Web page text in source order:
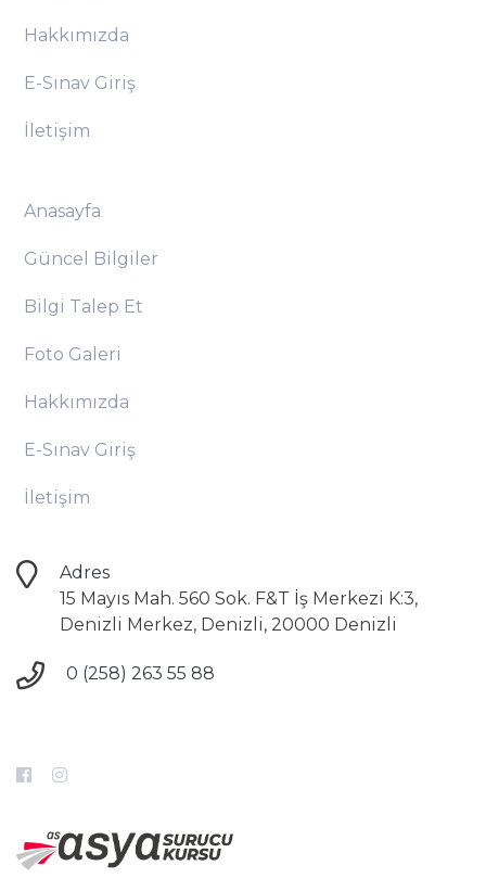
Hakkımızda
E-Sınav Giriş
İletişim
Anasayfa
Güncel Bilgiler
Bilgi Talep Et
Foto Galeri
Hakkımızda
E-Sınav Giriş
İletişim
Adres
15 Mayıs Mah. 560 Sok. F&T İş Merkezi K:3,
Denizli Merkez, Denizli, 20000 Denizli
0 (258) 263 55 88